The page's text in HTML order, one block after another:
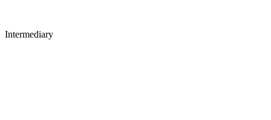
Intermediary